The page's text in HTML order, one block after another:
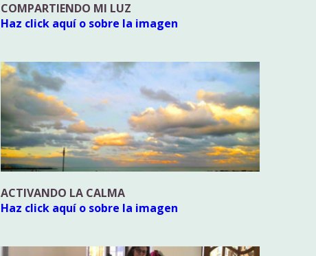
COMPARTIENDO MI LUZ
Haz click aquí o sobre la imagen
ACTIVANDO LA CALMA
Haz click aquí o sobre la imagen